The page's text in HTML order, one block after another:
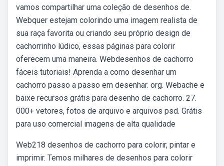
vamos compartilhar uma coleção de desenhos de.
Webquer estejam colorindo uma imagem realista de
sua raça favorita ou criando seu próprio design de
cachorrinho lúdico, essas páginas para colorir
oferecem uma maneira. Webdesenhos de cachorro
fáceis tutoriais! Aprenda a como desenhar um
cachorro passo a passo em desenhar. org. Webache e
baixe recursos grátis para desenho de cachorro. 27.
000+ vetores, fotos de arquivo e arquivos psd. Grátis
para uso comercial imagens de alta qualidade
Web218 desenhos de cachorro para colorir, pintar e
imprimir. Temos milhares de desenhos para colorir